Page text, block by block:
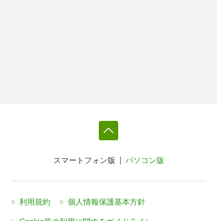
スマートフォン版 パソコン版
利用規約 個人情報保護基本方針